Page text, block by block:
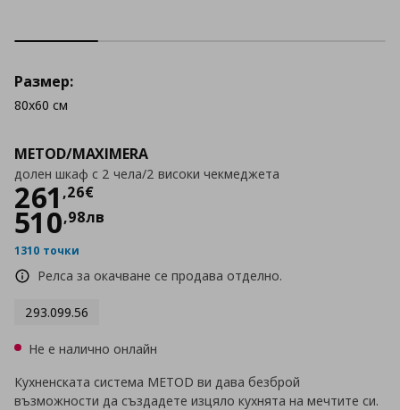
METOD/MAXIMERA
долен шкаф с 2 чела/2 високи чекмеджета
261 ,26€
Цена
510,98лв
1310 точки
Релса за окачване се продава отделно.
293.099.56
Размер:
80x60 см
Не е налично онлайн
Кухненската система METOD ви дава безброй
възможности да създадете изцяло кухнята на мечтите си.